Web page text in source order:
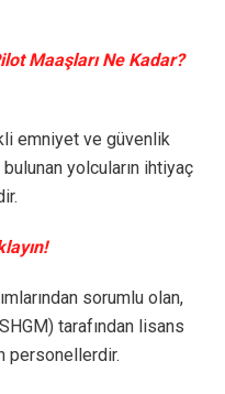
Maaşları Ne Kadar?
emniyet ve güvenlik
yolcuların ihtiyaç
sorumlu olan,
tarafından lisans
personellerdir.